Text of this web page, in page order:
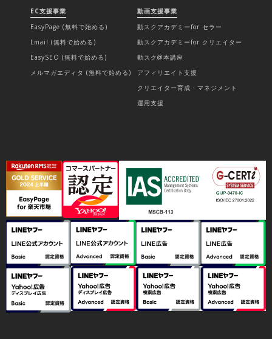
EC支援事業
EasyPage (無料で始める)
Lmail (無料で始める)
EasySEO (無料で始める)
メルマガエディタ (無料で始める)
動画支援事業
動スクアカデミーfor セラー
動スクアカデミーfor クリエイター
動スク@本講座
アフィリエイト支援
クリエイター育成・マネジメント
運用支援